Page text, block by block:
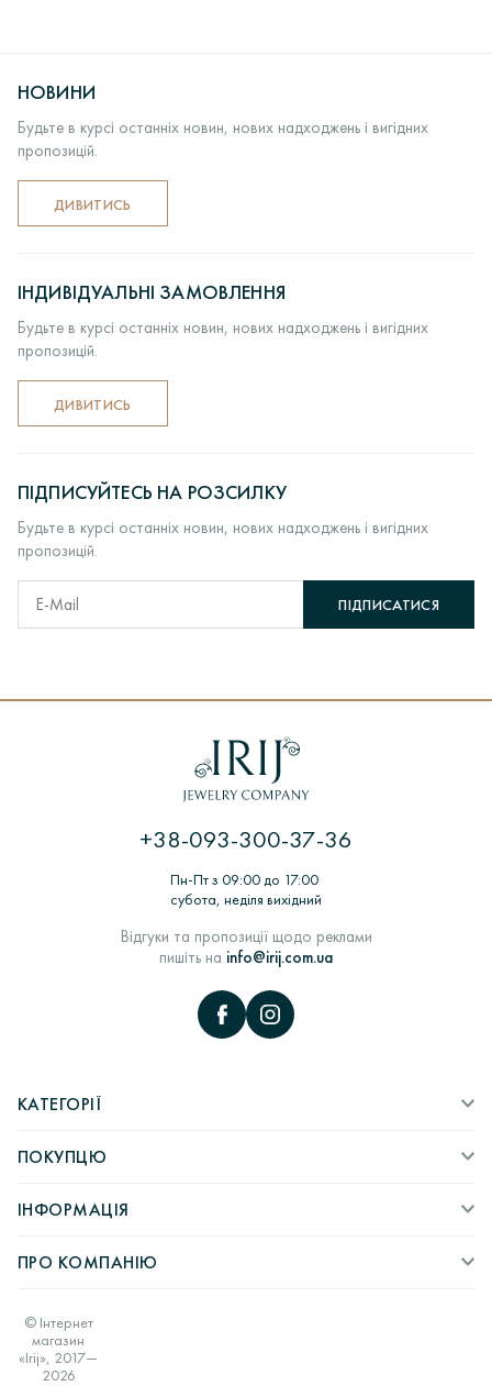
НОВИНИ
Будьте в курсі останніх новин, нових надходжень і вигідних
пропозицій.
ДИВИТИСЬ
ІНДИВІДУАЛЬНІ ЗАМОВЛЕННЯ
Будьте в курсі останніх новин, нових надходжень і вигідних
пропозицій.
ДИВИТИСЬ
ПІДПИСУЙТЕСЬ НА РОЗСИЛКУ
Будьте в курсі останніх новин, нових надходжень і вигідних
пропозицій.
ПІДПИСАТИСЯ
+38-093-300-37-36
Пн-Пт з 09:00 до 17:00
субота, неділя вихідний
Відгуки та пропозиції щодо реклами
пишіть на info@irij.com.ua
КАТЕГОРІЇ
ПОКУПЦЮ
ІНФОРМАЦІЯ
ПРО КОМПАНІЮ
© Інтернет
магазин
«Irij», 2017—
2026